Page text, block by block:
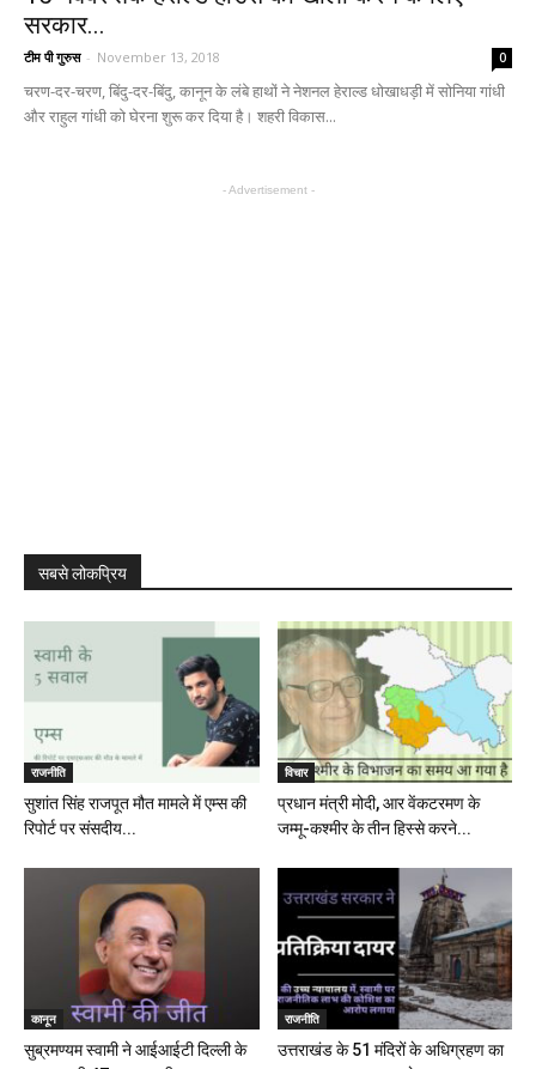
सरकार...
टीम पी गुरुस - November 13, 2018 0
चरण-दर-चरण, बिंदु-दर-बिंदु, कानून के लंबे हाथों ने नेशनल हेराल्ड धोखाधड़ी में सोनिया गांधी
और राहुल गांधी को घेरना शुरू कर दिया है। शहरी विकास...
- Advertisement -
सबसे लोकप्रिय
राजनीति
सुशांत सिंह राजपूत मौत मामले में एम्स की
रिपोर्ट पर संसदीय...
विचार
प्रधान मंत्री मोदी, आर वेंकटरमण के
जम्मू-कश्मीर के तीन हिस्से करने...
कानून
सुब्रमण्यम स्वामी ने आईआईटी दिल्ली के
राजनीति
उत्तराखंड के 51 मंदिरों के अधिग्रहण का